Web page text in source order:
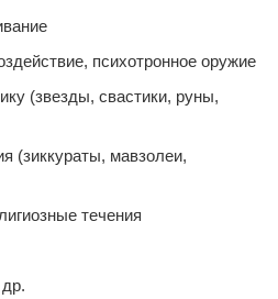
психотронное оружие
(звезды, свастики, руны,
(зиккураты, мавзолеи,
течения